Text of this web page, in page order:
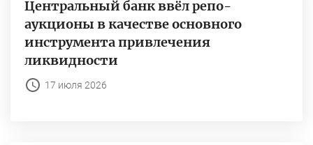
Центральный банк ввёл репо-
аукционы в качестве основного
инструмента привлечения
ликвидности
17 июля 2026